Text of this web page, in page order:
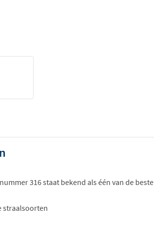
316 staat bekend als één van de beste
straalsoorten